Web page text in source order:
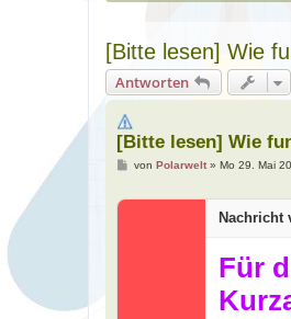
[Bitte lesen] Wie
Antworten
[Bitte lesen] Wie
B
t
von Polarwelt» Mo 29. Mai
Nachricht
Für